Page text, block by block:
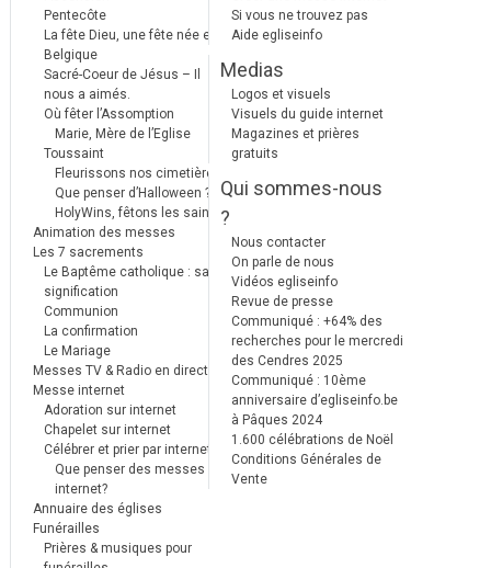
Pentecôte
La fête Dieu, une fête née en
Belgique
Sacré-Coeur de Jésus – Il
nous a aimés.
Où fêter l’Assomption
Marie, Mère de l’Eglise
Toussaint
Fleurissons nos cimetières
Que penser d’Halloween ?
HolyWins, fêtons les saints !
Animation des messes
Les 7 sacrements
Le Baptême catholique : sa
signification
Communion
La confirmation
Le Mariage
Messes TV & Radio en direct
Messe internet
Adoration sur internet
Chapelet sur internet
Célébrer et prier par internet
Que penser des messes
internet?
Annuaire des églises
Funérailles
Prières & musiques pour
Si vous ne trouvez pas
Aide egliseinfo
Medias
Logos et visuels
Visuels du guide internet
Magazines et prières
gratuits
Qui sommes-nous
?
Nous contacter
On parle de nous
Vidéos egliseinfo
Revue de presse
Communiqué : +64% des
recherches pour le mercredi
des Cendres 2025
Communiqué : 10ème
anniversaire d’egliseinfo.be
à Pâques 2024
1.600 célébrations de Noël
Conditions Générales de
Vente